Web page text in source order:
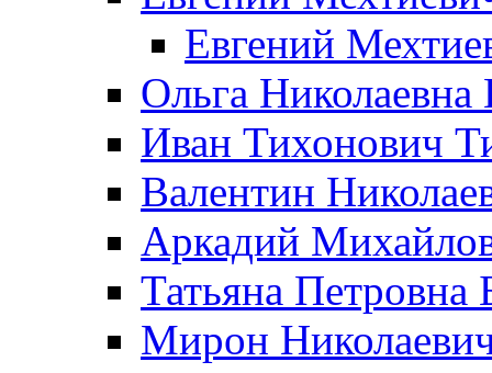
Евгений
Ольга Николаевна
Иван Тихонович
Валентин
Аркадий
Татьяна Петровна
Мирон